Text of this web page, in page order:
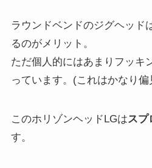
ラウンドベンドのジグヘッド
るのがメリット。
ただ個人的にはあまりフッキ
っています。(これはかなり偏
このホリゾンヘッドLGはスプ
す。